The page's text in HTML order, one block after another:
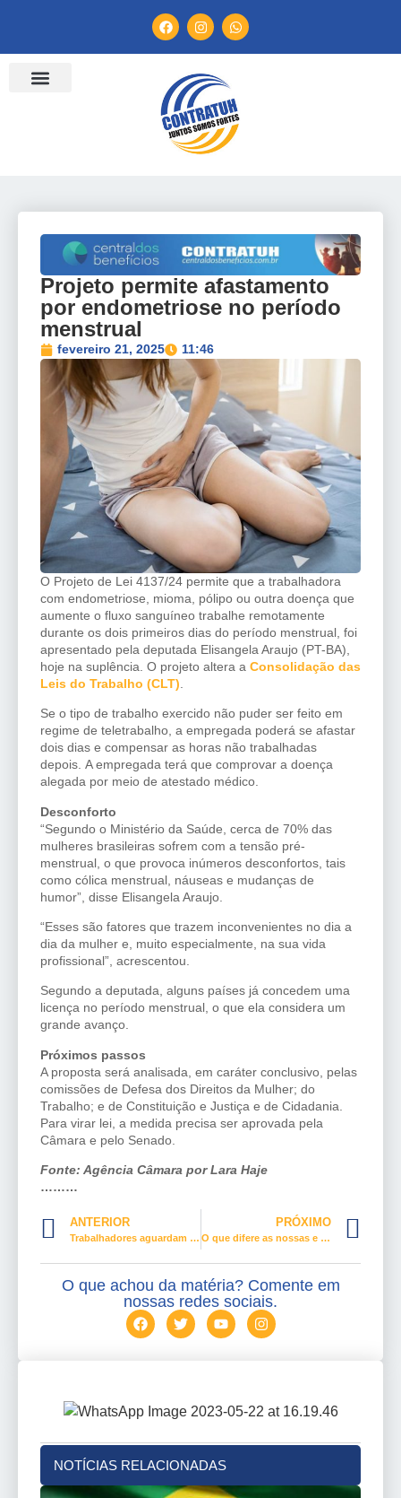
Projeto permite afastamento
por endometriose no período
menstrual
fevereiro 21, 2025 11:46
O Projeto de Lei 4137/24 permite que a trabalhadora
com endometriose, mioma, pólipo ou outra doença que
aumente o fluxo sanguíneo trabalhe remotamente
durante os dois primeiros dias do período menstrual, foi
apresentado pela deputada Elisangela Araujo (PT-BA),
hoje na suplência. O projeto altera a Consolidação das
Leis do Trabalho (CLT)
Se o tipo de trabalho exercido não puder ser feito em
regime de teletrabalho, a empregada poderá se afastar
dois dias e compensar as horas não trabalhadas
depois. A empregada terá que comprovar a doença
alegada por meio de atestado médico.
Desconforto
“Segundo o Ministério da Saúde, cerca de 70% das
mulheres brasileiras sofrem com a tensão pré-
menstrual, o que provoca inúmeros desconfortos, tais
como cólica menstrual, náuseas e mudanças de
humor”, disse Elisangela Araujo.
“Esses são fatores que trazem inconvenientes no dia a
dia da mulher e, muito especialmente, na sua vida
profissional”, acrescentou.
Segundo a deputada, alguns países já concedem uma
licença no período menstrual, o que ela considera um
grande avanço.
Próximos passos
A proposta será analisada, em caráter conclusivo, pelas
comissões de Defesa dos Direitos da Mulher; do
Trabalho; e de Constituição e Justiça e de Cidadania.
Para virar lei, a medida precisa ser aprovada pela
Câmara e pelo Senado.
Fonte: Agência Câmara por Lara Haje
………
ANTERIOR
Trabalhadores aguardam decisões sobre o FGTS e contribuições
PRÓXIMO
O que difere as nossas e as outras leis trabalhistas?
O que achou da matéria? Comente em
nossas redes sociais.
NOTÍCIAS RELACIONADAS